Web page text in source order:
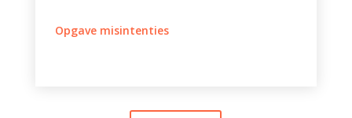
Opgave misintenties